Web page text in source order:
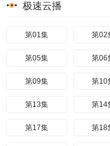
极速云播
第01集 第02
第05集 第06
第09集 第10
第13集 第14
第17集 第18